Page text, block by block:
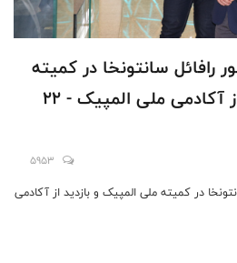
سانتونخا در کمیته
ملی المپیک و بازدید از آکادمی ملی المپیک - 22
5953
در کمیته ملی المپیک و بازدید از آکادمی